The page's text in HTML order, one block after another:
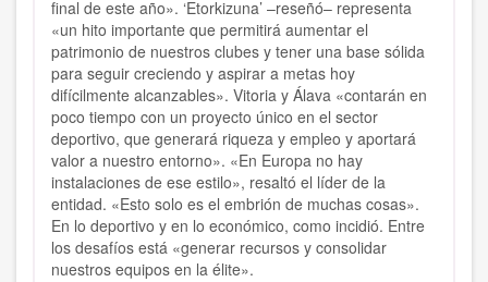
final de este año». ‘Etorkizuna’ –reseñó– representa
«un hito importante que permitirá aumentar el
patrimonio de nuestros clubes y tener una base sólida
para seguir creciendo y aspirar a metas hoy
difícilmente alcanzables». Vitoria y Álava «contarán en
poco tiempo con un proyecto único en el sector
deportivo, que generará riqueza y empleo y aportará
valor a nuestro entorno». «En Europa no hay
instalaciones de ese estilo», resaltó el líder de la
entidad. «Esto solo es el embrión de muchas cosas».
En lo deportivo y en lo económico, como incidió. Entre
los desafíos está «generar recursos y consolidar
nuestros equipos en la élite».